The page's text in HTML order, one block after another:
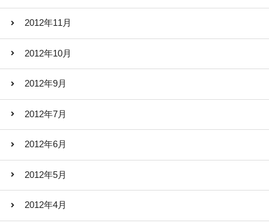
2012年11月
2012年10月
2012年9月
2012年7月
2012年6月
2012年5月
2012年4月